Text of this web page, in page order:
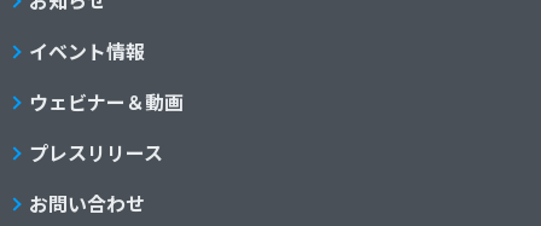
イベント情報
ウェビナー＆動画
プレスリリース
お問い合わせ